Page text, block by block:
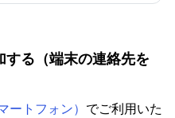
る（端末の連絡先を
ートフォン） でご利用いた